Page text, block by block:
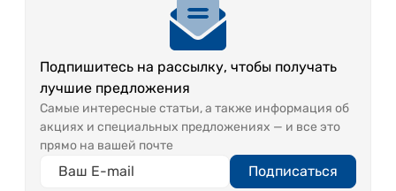
Подпишитесь на рассылку, чтобы получать
лучшие предложения
Самые интересные статьи, а также информация об
акциях и специальных предложениях — и все это
прямо на вашей почте
Подписаться